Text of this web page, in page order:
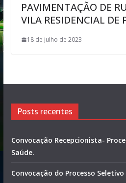
PAVIMENTAÇÃO DE
VILA RESIDENCIAL DE
18 de julho de 2023
Posts recentes
Convocação Recepcionista-
Saúde.
Convocação do Processo